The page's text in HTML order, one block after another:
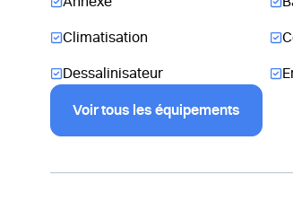
Climatisation
Dessalinisateur
Voir tous les équipements